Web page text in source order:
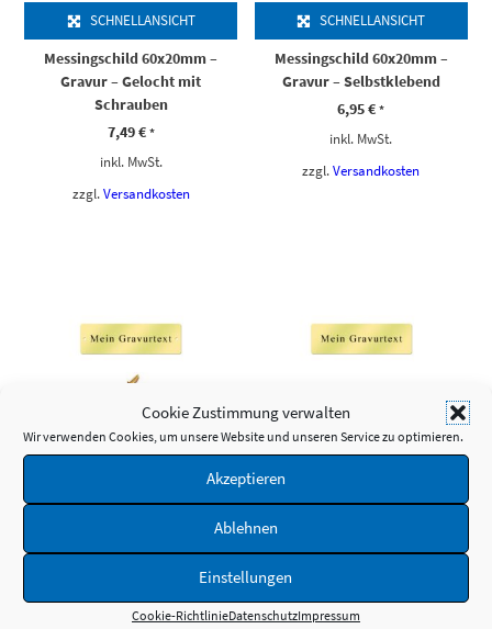
Cookie Zustimmung verwalten
Wir verwenden Cookies, um unsere Website und unseren Service zu optimieren.
Akzeptieren
Ablehnen
Einstellungen
Cookie-RichtlinieDatenschutzImpressum
SCHNELLANSICHT
Messingschild 60x20mm –
Gravur – Gelocht mit
Schrauben
7,49€ *
inkl. MwSt.
zzgl. Versandkosten
SCHNELLANSICHT
Messingschild 60x20mm –
Gravur – Selbstklebend
6,95€ *
inkl. MwSt.
zzgl.Versandkosten
SCHNELLANSICHT
Messingschild 50x15mm –
5,95€
Versandkosten
SCHNELLANSICHT
Messingschild 50x15mm –
inkl. MwSt.